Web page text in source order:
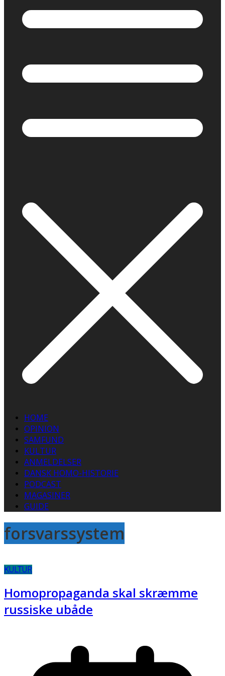
HOME
OPINION
SAMFUND
KULTUR
ANMELDELSER
DANSK HOMO-HISTORIE
PODCAST
MAGASINER
GUIDE
forsvarssystem
KULTUR
Homopropaganda skal skræmme
russiske ubåde